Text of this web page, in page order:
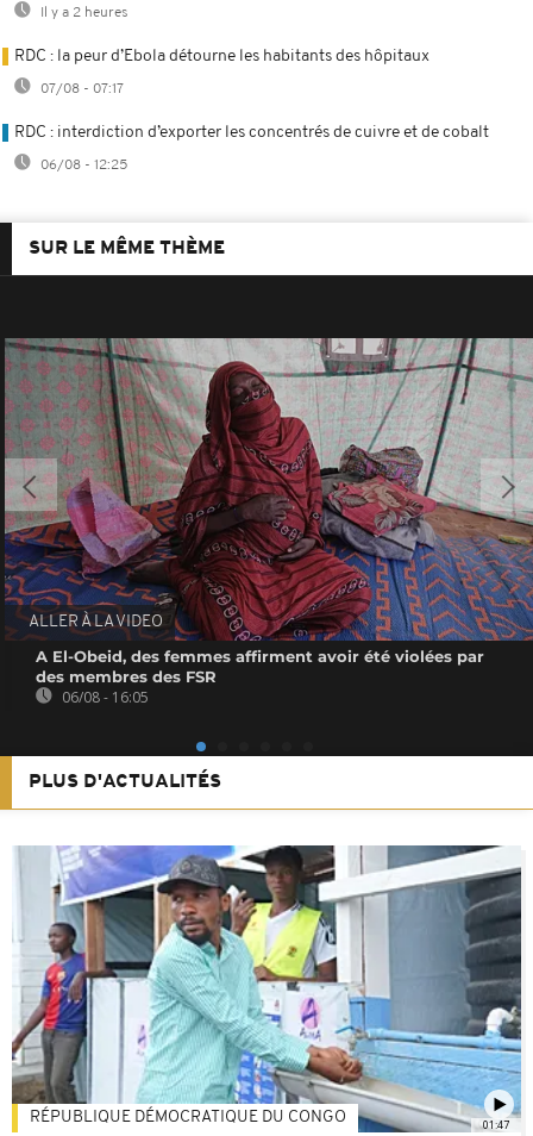
Il y a 2 heures
RDC : la peur d’Ebola détourne les habitants des hôpitaux
07/08 - 07:17
RDC : interdiction d’exporter les concentrés de cuivre et de cobalt
06/08 - 12:25
SUR LE MÊME THÈME
ALLER À LA VIDEO
A El-Obeid, des femmes affirment avoir été violées par
des membres des FSR
06/08 - 16:05
PLUS D'ACTUALITÉS
01:47
RÉPUBLIQUE DÉMOCRATIQUE DU CONGO